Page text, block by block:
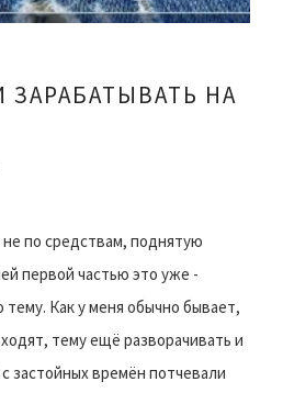
НА
по средствам, поднятую
первой частью это уже -
тему. Как у меня обычно бывает,
тему ещё разворачивать и
застойных времён потчевали